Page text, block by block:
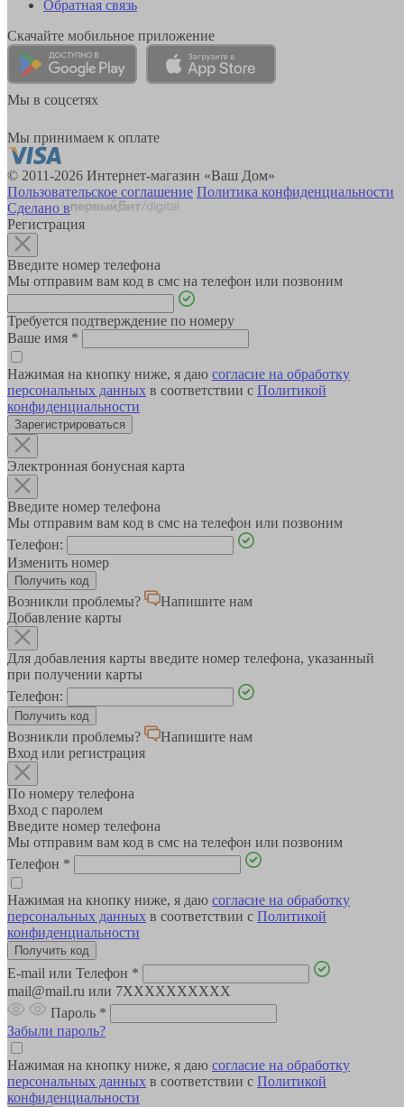
Обратная связь
Скачайте мобильное приложение
Мы в соцсетях
Мы принимаем к оплате
© 2011-2026 Интернет-магазин «Ваш Дом»
Пользовательское соглашение Политика конфиденциальности
Сделано в
Регистрация
Введите номер телефона
Мы отправим вам код в смс на телефон или позвоним
Требуется подтверждение по номеру
Ваше имя *
Нажимая на кнопку ниже, я даю согласие на обработку
персональных данных в соответствии с Политикой
конфиденциальности
Зарегистрироваться
Электронная бонусная карта
Введите номер телефона
Мы отправим вам код в смс на телефон или позвоним
Телефон:
Изменить номер
Возникли проблемы?
Напишите нам
Добавление карты
Для добавления карты введите номер телефона, указанный
при получении карты
Телефон:
Возникли проблемы?
Напишите нам
Вход или регистрация
По номеру телефона
Вход с паролем
Введите номер телефона
Мы отправим вам код в смс на телефон или позвоним
Телефон *
Нажимая на кнопку ниже, я даю согласие на обработку
персональных данных в соответствии с Политикой
конфиденциальности
E-mail или Телефон *
mail@mail.ru или 7XXXXXXXXXX
Пароль *
Забыли пароль?
Нажимая на кнопку ниже, я даю согласие на обработку
персональных данных в соответствии с Политикой
конфиденциальности